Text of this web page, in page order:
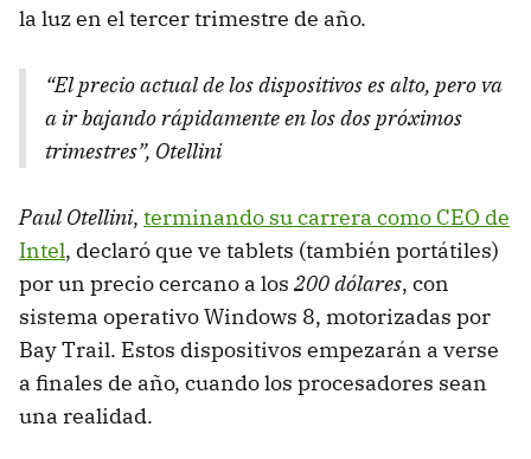
la luz en el tercer trimestre de año.
“El precio actual de los dispositivos es alto, pero va
a ir bajando rápidamente en los dos próximos
trimestres”, Otellini
Paul Otellini, terminando su carrera como CEO de
Intel, declaró que ve tablets (también portátiles)
por un precio cercano a los 200 dólares, con
sistema operativo Windows 8, motorizadas por
Bay Trail. Estos dispositivos empezarán a verse
a finales de año, cuando los procesadores sean
una realidad.